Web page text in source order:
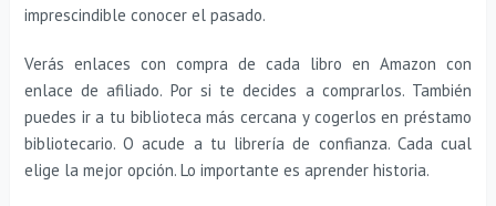
imprescindible conocer el pasado.
Verás enlaces con compra de cada libro en Amazon con
enlace de afiliado. Por si te decides a comprarlos. También
puedes ir a tu biblioteca más cercana y cogerlos en préstamo
bibliotecario. O acude a tu librería de confianza. Cada cual
elige la mejor opción. Lo importante es aprender historia.